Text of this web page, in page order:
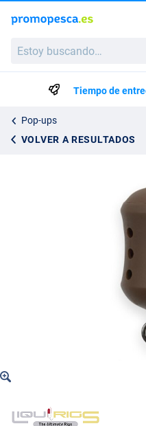
buscando…
Tiempo de
Pop-ups
VOLVER A RESULTADOS
14.95